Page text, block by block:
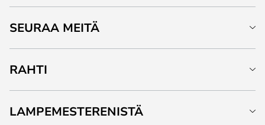
SEURAA MEITÄ
RAHTI
LAMPEMESTERENISTÄ